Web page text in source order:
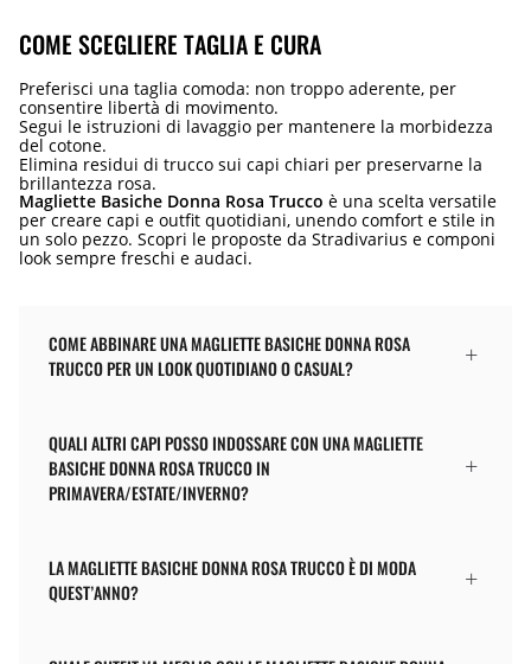
COME SCEGLIERE TAGLIA E CURA
Preferisci una taglia comoda: non troppo aderente, per
consentire libertà di movimento.
Segui le istruzioni di lavaggio per mantenere la morbidezza
del cotone.
Elimina residui di trucco sui capi chiari per preservarne la
brillantezza rosa.
Magliette Basiche Donna Rosa Trucco è una scelta versatile
per creare capi e outfit quotidiani, unendo comfort e stile in
un solo pezzo. Scopri le proposte da Stradivarius e componi
look sempre freschi e audaci.
COME ABBINARE UNA MAGLIETTE BASICHE DONNA ROSA
TRUCCO PER UN LOOK QUOTIDIANO O CASUAL?
QUALI ALTRI CAPI POSSO INDOSSARE CON UNA MAGLIETTE
BASICHE DONNA ROSA TRUCCO IN
PRIMAVERA/ESTATE/INVERNO?
LA MAGLIETTE BASICHE DONNA ROSA TRUCCO È DI MODA
QUEST’ANNO?